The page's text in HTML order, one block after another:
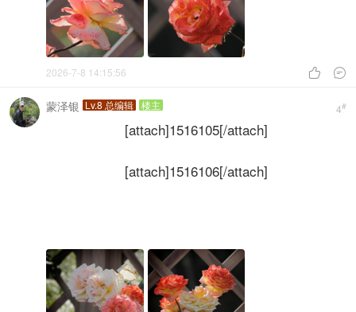
 
2026-7-8 14:15:56
4#
蒙泽银 Lv.8 总编辑 楼主
[attach]1516105[/attach]
[attach]1516106[/attach]